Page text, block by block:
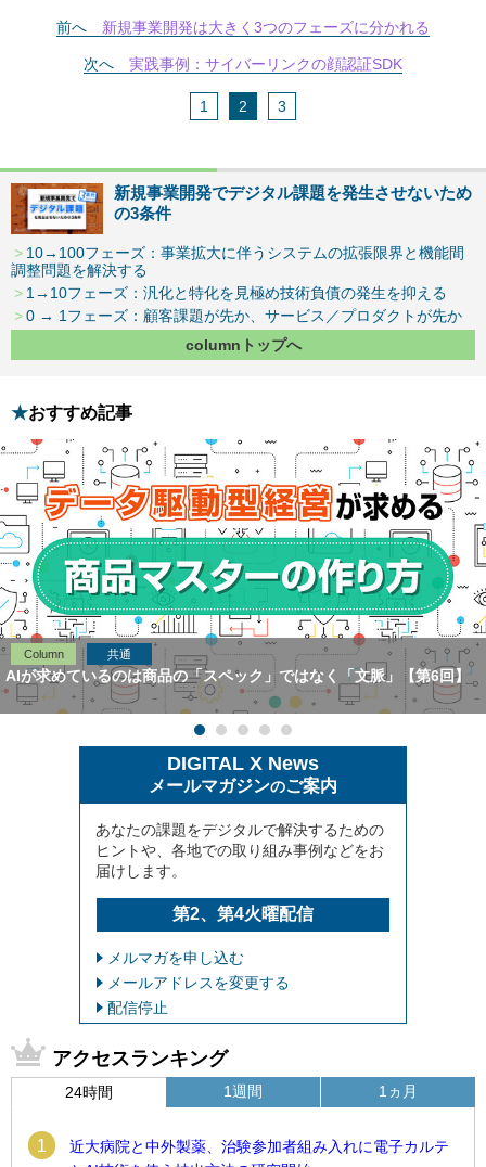
前へ 新規事業開発は大きく3つのフェーズに分かれる
次へ 実践事例：サイバーリンクの顔認証SDK
1 2 3
新規事業開発でデジタル課題を発生させないため
の3条件
10→100フェーズ：事業拡大に伴うシステムの拡張限界と機能間
調整問題を解決する
1→10フェーズ：汎化と特化を見極め技術負債の発生を抑える
0 → 1フェーズ：顧客課題が先か、サービス／プロダクトが先か
columnトップへ
おすすめ記事
Column 共通
AIが求めているのは商品の「スペック」ではなく「文脈」【第6回】
DIGITAL X News
メールマガジンのご案内
あなたの課題をデジタルで解決するための
ヒントや、各地での取り組み事例などをお
届けします。
第2、第4火曜配信
メルマガを申し込む
メールアドレスを変更する
配信停止
アクセスランキング
24時間
1
近大病院と中外製薬、治験参加者組み入れに電子カルテ
1週間 1ヵ月